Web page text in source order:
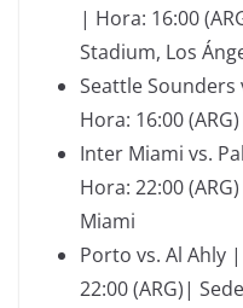
| Hora: 16:00
Stadium, Los
Seattle Sounders
Hora: 16:00
Inter Miami vs.
Hora: 22:00
Miami
Porto vs. Al Ahly
22:00 (ARG)|